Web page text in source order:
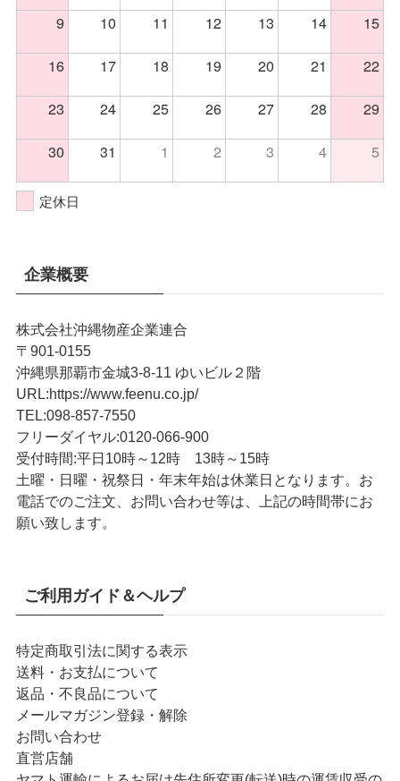
9 10 11 12 13 14
15
16
17 18 19 20 21
22
23
24 25 26 27 28
29
30
31 1 2 3 4 5
定休日
企業概要
株式会社沖縄物産企業連合
〒901-0155
沖縄県那覇市金城3-8-11 ゆいビル２階
URL:https://www.feenu.co.jp/
TEL:098-857-7550
フリーダイヤル:0120-066-900
受付時間:平日10時～12時 13時～15時
土曜・日曜・祝祭日・年末年始は休業日となります。お
電話でのご注文、お問い合わせ等は、上記の時間帯にお
願い致します。
ご利用ガイド＆ヘルプ
特定商取引法に関する表示
送料・お支払について
返品・不良品について
メールマガジン登録・解除
お問い合わせ
直営店舗